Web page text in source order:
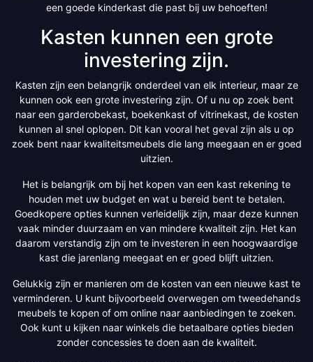
een goede kinderkast die past bij uw behoeften!
Kasten kunnen een grote
investering zijn.
Kasten zijn een belangrijk onderdeel van elk interieur, maar ze
kunnen ook een grote investering zijn. Of u nu op zoek bent
naar een garderobekast, boekenkast of vitrinekast, de kosten
kunnen al snel oplopen. Dit kan vooral het geval zijn als u op
zoek bent naar kwaliteitsmeubels die lang meegaan en er goed
uitzien.
Het is belangrijk om bij het kopen van een kast rekening te
houden met uw budget en wat u bereid bent te betalen.
Goedkopere opties kunnen verleidelijk zijn, maar deze kunnen
vaak minder duurzaam en van mindere kwaliteit zijn. Het kan
daarom verstandig zijn om te investeren in een hoogwaardige
kast die jarenlang meegaat en er goed blijft uitzien.
Gelukkig zijn er manieren om de kosten van een nieuwe kast te
verminderen. U kunt bijvoorbeeld overwegen om tweedehands
meubels te kopen of om online naar aanbiedingen te zoeken.
Ook kunt u kijken naar winkels die betaalbare opties bieden
zonder concessies te doen aan de kwaliteit.